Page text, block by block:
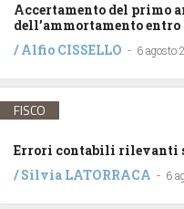
Accertamento del primo
dell’ammortamento entro
/Alfio CISSELLO - 6 agosto
FISCO
Errori contabili rilevanti
/Silvia LATORRACA - 6